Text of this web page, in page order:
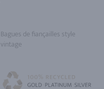
Bagues de fiançailles style
vintage